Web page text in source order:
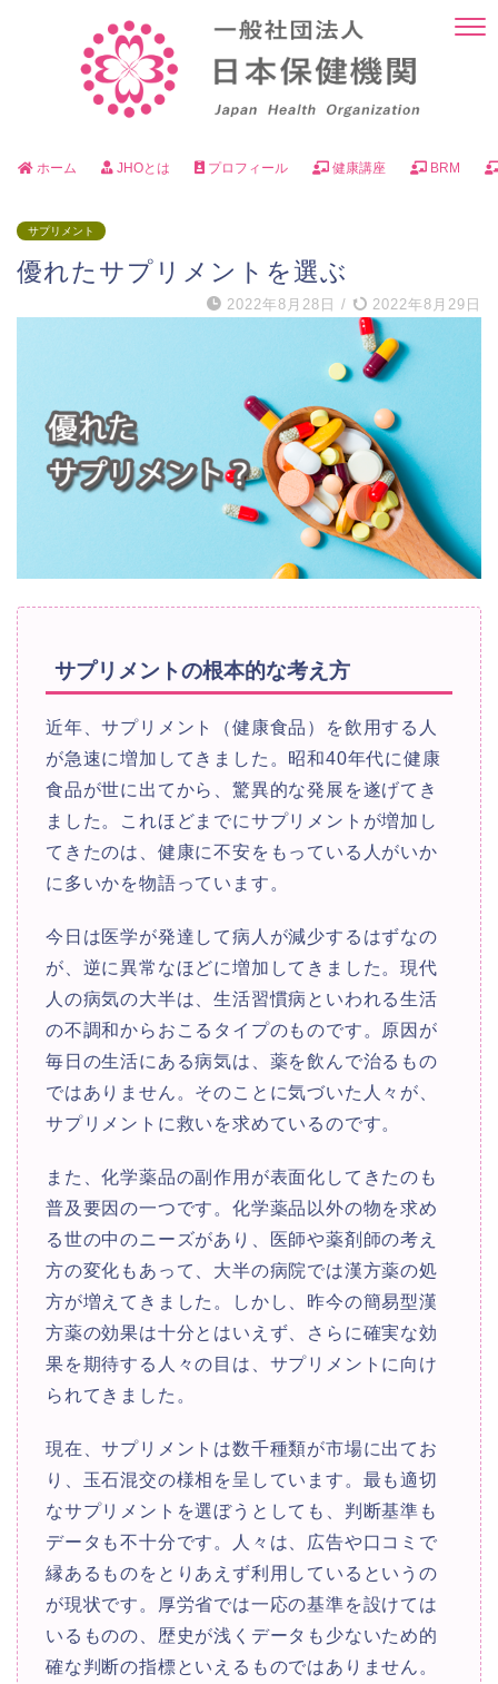
ホーム JHOとは プロフィール 健康講座 BRM
サプリメント
優れたサプリメントを選ぶ
2022年8月28日 / 2022年8月29日
サプリメントの根本的な考え方
近年、サプリメント（健康食品）を飲用する人
が急速に増加してきました。昭和40年代に健康
食品が世に出てから、驚異的な発展を遂げてき
ました。これほどまでにサプリメントが増加し
てきたのは、健康に不安をもっている人がいか
に多いかを物語っています。
今日は医学が発達して病人が減少するはずなの
が、逆に異常なほどに増加してきました。現代
人の病気の大半は、生活習慣病といわれる生活
の不調和からおこるタイプのものです。原因が
毎日の生活にある病気は、薬を飲んで治るもの
ではありません。そのことに気づいた人々が、
サプリメントに救いを求めているのです。
また、化学薬品の副作用が表面化してきたのも
普及要因の一つです。化学薬品以外の物を求め
る世の中のニーズがあり、医師や薬剤師の考え
方の変化もあって、大半の病院では漢方薬の処
方が増えてきました。しかし、昨今の簡易型漢
方薬の効果は十分とはいえず、さらに確実な効
果を期待する人々の目は、サプリメントに向け
られてきました。
現在、サプリメントは数千種類が市場に出てお
り、玉石混交の様相を呈しています。最も適切
なサプリメントを選ぼうとしても、判断基準も
データも不十分です。人々は、広告や口コミで
縁あるものをとりあえず利用しているというの
が現状です。厚労省では一応の基準を設けては
いるものの、歴史が浅くデータも少ないため的
確な判断の指標といえるものではありません。